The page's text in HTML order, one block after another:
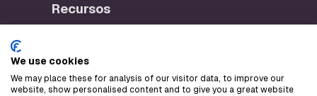
Recursos
Portal del desarrollador
AWS Marketplace
We use cookies
We may place these for analysis of our visitor data, to improve our
website, show personalised content and to give you a great website